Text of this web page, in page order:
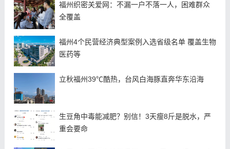
福州织密关爱网：不漏一户不落一人，困难群众
全覆盖
福州4个民营经济典型案例入选省级名单 覆盖生物
医药等
立秋福州39℃酷热，台风白海豚直奔华东沿海
生豆角中毒能减肥？别信！3天瘦8斤是脱水，严
重会要命